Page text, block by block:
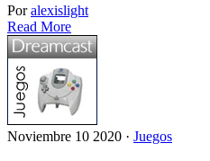
Poralexislight
Read More
Noviembre 10 2020 · Juegos